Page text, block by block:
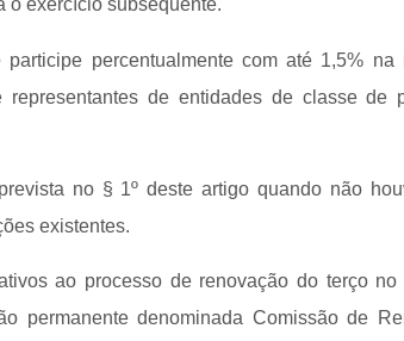
percentualmente com até 1,5%
de entidades de classe de
no § 1º deste artigo quando não
existentes.
ao processo de renovação do terço
permanente denominada Comissão de